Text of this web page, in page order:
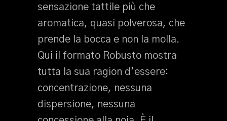
sensazione tattile più che
aromatica, quasi polverosa, che
prende la bocca e non la molla.
Qui il formato Robusto mostra
tutta la sua ragion d’essere:
concentrazione, nessuna
dispersione, nessuna